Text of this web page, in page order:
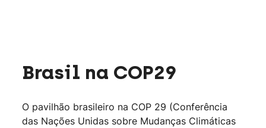
Brasil na COP29
O pavilhão brasileiro na COP 29 (Conferência
das Nações Unidas sobre Mudanças Climáticas